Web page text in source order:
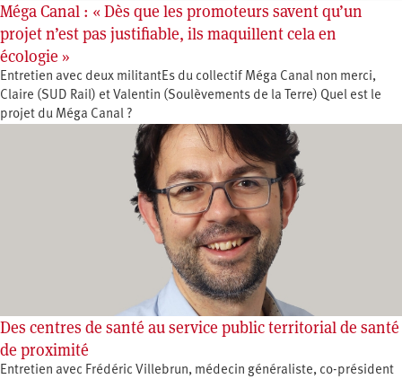
Méga Canal : « Dès que les promoteurs savent qu’un
projet n’est pas justifiable, ils maquillent cela en
écologie »
Entretien avec deux militantEs du collectif Méga Canal non merci,
Claire (SUD Rail) et Valentin (Soulèvements de la Terre) Quel est le
projet du Méga Canal ?
Des centres de santé au service public territorial de santé
de proximité
Entretien avec Frédéric Villebrun, médecin généraliste, co-président